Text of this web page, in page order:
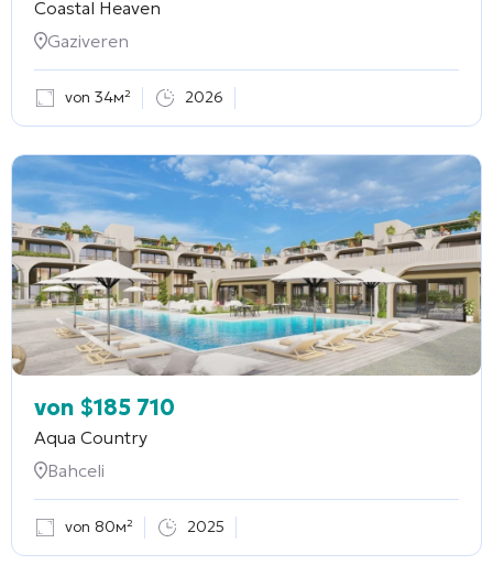
Coastal Heaven
Gaziveren
von 34м² 2026
von $185 710
Aqua Country
Bahceli
von 80м² 2025